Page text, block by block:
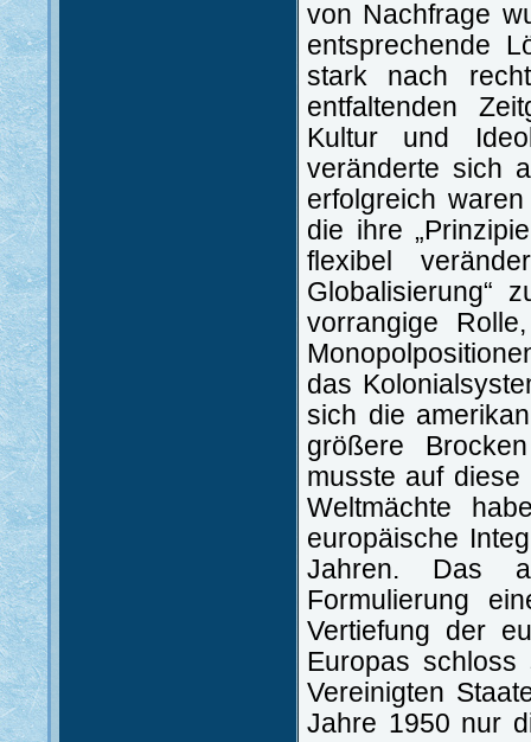
von Nachfrage
entsprechende
stark nach
entfaltenden
Kultur und
veränderte sich
erfolgreich
die ihre
flexibel
Globalisierung“
vorrangige
das
sich die
größere
musste auf
Weltmächte
europäische
Jahren. Das
Formulierung
Vertiefung der
Europas
Vereinigten
Jahre 1950 nur